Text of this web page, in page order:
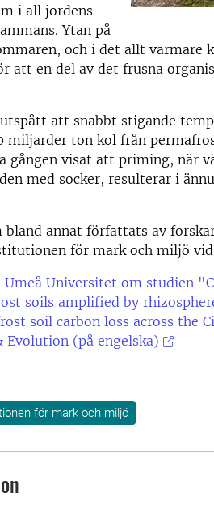
i all jordens
Ytan på
och i det allt varmare
att en del av det frusna
att snabbt stigande
miljarder ton kol från
gången visat att priming, när
med socker, resulterar i
bland annat författats av
för mark och miljö vid
Universitet om studien
soils amplified by
soil carbon loss across the
(på engelska)
för mark och miljö